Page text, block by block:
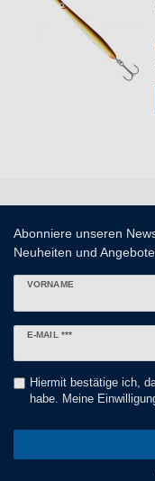
Abonniere unseren
Neuheiten und
VORNAME
E-MAIL ***
Newsletter
Hiermit bestätige ich,
habe. Meine